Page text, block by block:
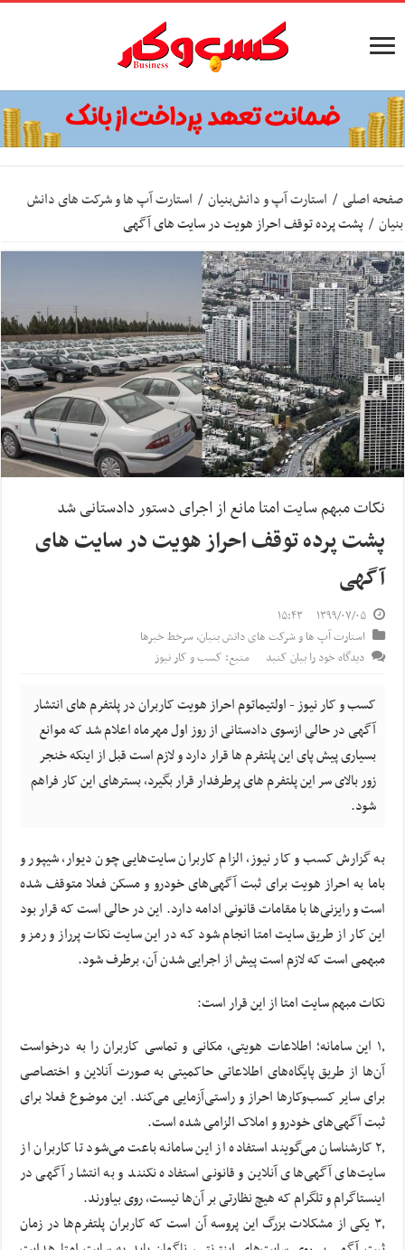
صفحه اصلی / استارت آپ‌ و دانش‌بنیان‌ / استارت آپ ها و شرکت های دانش
بنیان / پشت پرده توقف احراز هویت در سایت های آگهی
نکات مبهم سایت امتا مانع از اجرای دستور دادستانی شد
پشت پرده توقف احراز هویت در سایت های
آگهی
۱۳۹۹/۰۷/۰۵
۱۵:۴۳
استارت آپ ها و شرکت های دانش بنیان,سرخط خبرها
دیدگاه خود را بیان کنید
منبع: کسب و کار نیوز
کسب و کار نیوز - اولتیماتوم احراز هویت کاربران در پلتفرم های انتشار
آگهی در حالی ازسوی دادستانی از روز اول مهرماه اعلام شد که موانع
بسیاری پیش پای این پلتفرم ها قرار دارد و لازم است قبل از اینکه خنجر
زور بالای سر این پلتفرم های پرطرفدار قرار بگیرد، بسترهای این کار فراهم
شود.
به گزارش کسب و کار نیوز، الزام کاربران سایت‌هایی چون دیوار، شیپور و
باما به احراز هویت برای ثبت آگهی‌های خودرو و مسکن فعلا متوقف شده
است و رایزنی‌ها با مقامات قانونی ادامه دارد. این در حالی است که قرار بود
این کار از طریق سایت امتا انجام شود که در این سایت نکات پرراز و رمز و
مبهمی است که لازم است پیش از اجرایی شدن آن، برطرف شود.
نکات مبهم سایت امتا از این قرار است:
۱٫ این سامانه؛ اطلاعات هویتی، مکانی و تماسی کاربران را به درخواست
آن‌ها از طریق پایگاه‌های اطلاعاتی حاکمیتی به صورت آنلاین و اختصاصی
برای سایر کسب‌وکارها احراز و راستی‌آزمایی می‌کند. این موضوع فعلا برای
ثبت آگهی‌های خودرو و املاک الزامی شده است.
۲٫ کارشناسان می‌گویند استفاده از این سامانه باعت می‌شود تا کاربران از
سایت‌های آگهی‌های آنلاین و قانونی استفاده نکنند و به انتشار آگهی در
اینستاگرام و تلگرام که هیچ نظارتی بر آن‌ها نیست، روی بیاورند.
۳٫ یکی از مشکلات بزرگ این پروسه آن است که کاربران پلتفرم‌ها در زمان